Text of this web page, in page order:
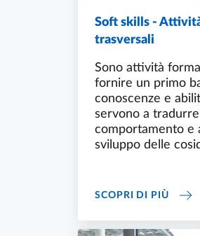
Soft skills -
trasversali
Sono attività
fornire un primo
conoscenze e
servono a
comportamento e
sviluppo delle
SCOPRI DI PIÙSOFT